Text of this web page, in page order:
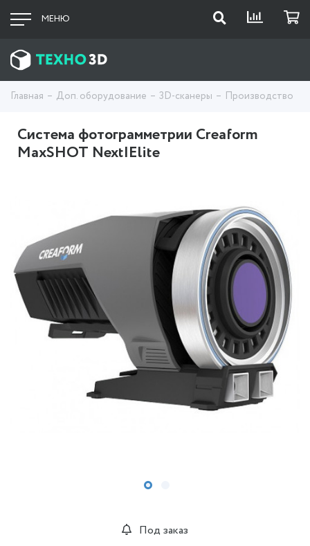
МЕНЮ
Главная Доп. оборудование 3D-сканеры Производство
Система фотограмметрии Creaform
MaxSHOT Next|Elite
Под заказ